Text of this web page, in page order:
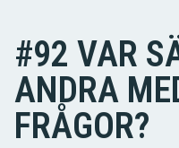
#92 VAR
ANDRA
FRÅGOR?